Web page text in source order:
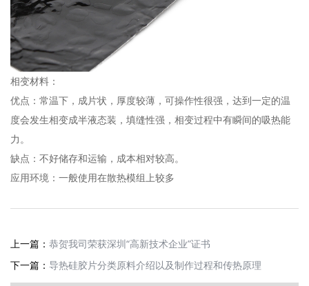
相变材料：
优点：常温下，成片状，厚度较薄，可操作性很强，达到一定的温
度会发生相变成半液态装，填缝性强，相变过程中有瞬间的吸热能
力。
缺点：不好储存和运输，成本相对较高。
应用环境：一般使用在散热模组上较多
上一篇： 恭贺我司荣获深圳“高新技术企业”证书
下一篇： 导热硅胶片分类原料介绍以及制作过程和传热原理